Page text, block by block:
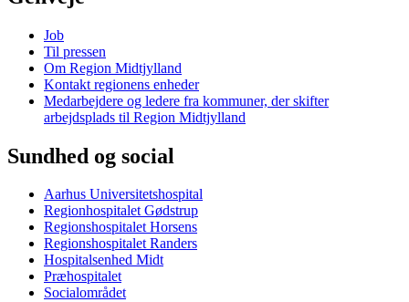
Job
Til pressen
Om Region Midtjylland
Kontakt regionens enheder
Medarbejdere og ledere fra kommuner, der skifter
arbejdsplads til Region Midtjylland
Sundhed og social
Aarhus Universitetshospital
Regionhospitalet Gødstrup
Regionshospitalet Horsens
Regionshospitalet Randers
Hospitalsenhed Midt
Præhospitalet
Socialområdet